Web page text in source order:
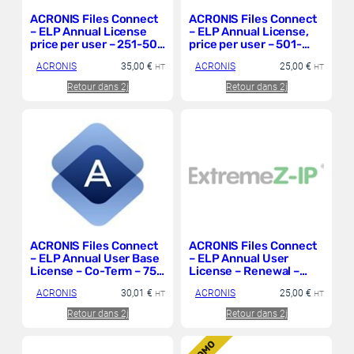
ACRONIS Files Connect
– ELP Annual License
price per user – 251-500
Supported Devices
ACRONIS 35,00 € HT
Retour dans 2j
ACRONIS Files Connect
– ELP Annual License,
price per user – 501-
Supported Devices
ACRONIS 25,00 € HT
Retour dans 2j
ACRONIS Files Connect
– ELP Annual User Base
License – Co-Term – 75
Supported Devices
ACRONIS 30,01 € HT
Retour dans 2j
ACRONIS Files Connect
– ELP Annual User
License – Renewal –
allowed Supported
Devices level 1
ACRONIS 25,00 € HT
Retour dans 2j
P
R